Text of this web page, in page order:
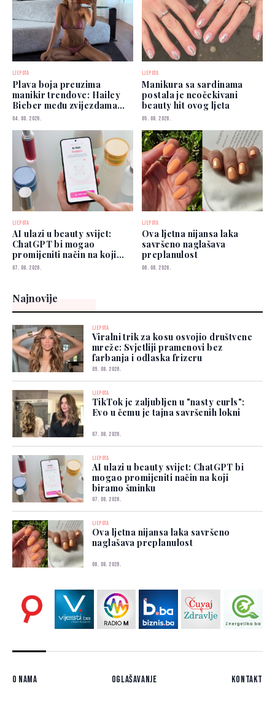
LJEPOTA
Plava boja preuzima
manikir trendove: Hailey
Bieber među zvijezdama
koje je već nose
04. 08. 2026.
LJEPOTA
Manikura sa sardinama
postala je neočekivani
beauty hit ovog ljeta
05. 08. 2026.
LJEPOTA
AI ulazi u beauty svijet:
ChatGPT bi mogao
promijeniti način na koji
biramo šminku
07. 08. 2026.
LJEPOTA
Ova ljetna nijansa laka
savršeno naglašava
preplanulost
06. 08. 2026.
Najnovije
LJEPOTA
Viralni trik za kosu osvojio društvene
mreže: Svjetliji pramenovi bez
farbanja i odlaska frizeru
09. 08. 2026.
LJEPOTA
TikTok je zaljubljen u "nasty curls":
Evo u čemu je tajna savršenih lokni
07. 08. 2026.
LJEPOTA
AI ulazi u beauty svijet: ChatGPT bi
mogao promijeniti način na koji
biramo šminku
07. 08. 2026.
LJEPOTA
Ova ljetna nijansa laka savršeno
naglašava preplanulost
06. 08. 2026.
O nama Oglašavanje Kontakt